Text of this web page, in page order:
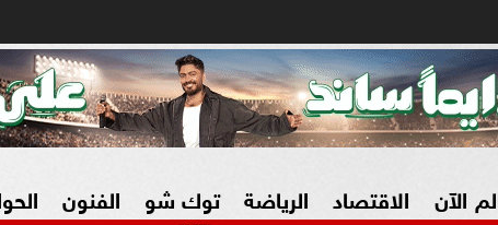
الآن الاقتصاد الرياضة توك شو الفنون